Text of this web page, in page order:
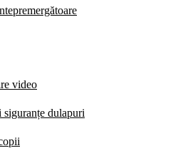
video
siguranțe dulapuri